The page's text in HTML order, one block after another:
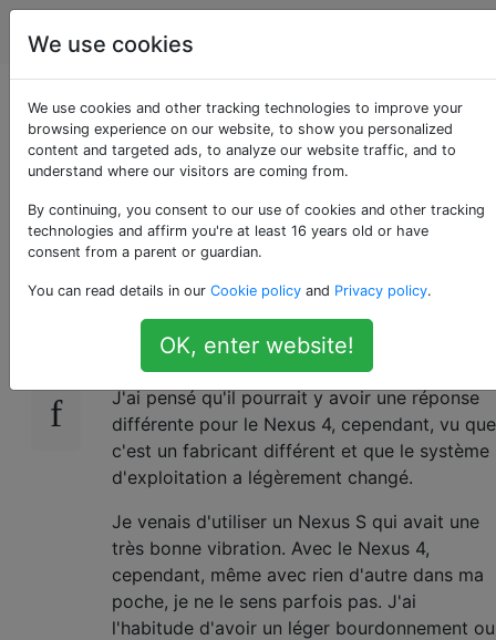
Android
Améliorez l'intensité
des vibrations du
Nexus 4
13
C'est essentiellement la même question que
celle posée ici:augmenter la force de
vibration
J'ai pensé qu'il pourrait y avoir une réponse
différente pour le Nexus 4, cependant, vu que
c'est un fabricant différent et que le système
d'exploitation a légèrement changé.
Je venais d'utiliser un Nexus S qui avait une
très bonne vibration. Avec le Nexus 4,
cependant, même avec rien d'autre dans ma
poche, je ne le sens parfois pas. J'ai
l'habitude d'avoir un léger bourdonnement ou
We use cookies
We use cookies and other tracking technologies to improve your
browsing experience on our website, to show you personalized
content and targeted ads, to analyze our website traffic, and to
understand where our visitors are coming from.
By continuing, you consent to our use of cookies and other tracking
technologies and affirm you're at least 16 years old or have
consent from a parent or guardian.
You can read details in our Cookie policy and Privacy policy.
OK, enter website!